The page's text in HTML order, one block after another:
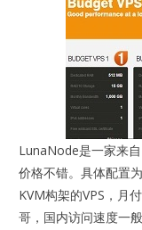
LunaNode是一家来
价格不错。具体配置
KVM构架的VPS，月
哥，国内访问速度一